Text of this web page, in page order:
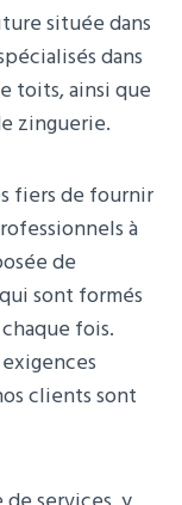
située dans
dans
toits, ainsi que
zinguerie.
fiers de fournir
à
de
sont formés
fois.
clients sont